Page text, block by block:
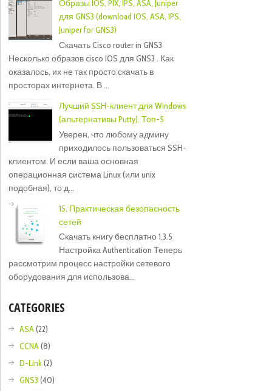
Образы IOS, PIX, IPS, ASA, Juniper
для GNS3 (download IOS, ASA, IPS,
Juniper for GNS3)
Скачать Cisco router in GNS3
Несколько образов cisco IOS для GNS3 . Как
оказалось, их не так просто скачать в
просторах интернета. В ...
Лучший SSH-клиент для Windows
(альтернативы Putty). Топ-5
Уверен, что любому админу
приходилось пользоваться SSH-
клиентом. И если ваша основная
операционная система Linux (или unix
подобная), то д...
15. Практическая безопасность
сетей
Скачать книгу бесплатно 1.3.5
Настройка Authentication Теперь
рассмотрим процесс настройки сетевого
оборудования для использова...
CATEGORIES
ASA(22)
CCNA(8)
D-Link(2)
GNS3 (40)